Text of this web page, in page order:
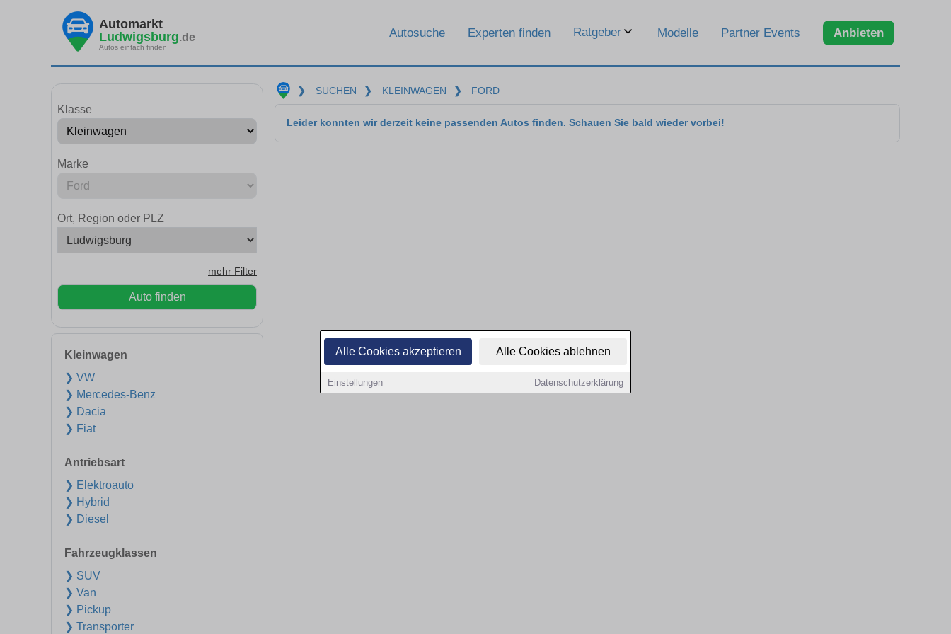
Alle Cookies akzeptieren Alle Cookies ablehnen
Einstellungen Datenschutzerklärung
Automarkt
Ludwigsburg.de
Autos einfach finden
Autosuche Experten finden Ratgeber Modelle Partner Events Anbieten
Klasse
Marke
Ort, Region oder PLZ
mehr Filter
Auto finden
Kleinwagen
❯ VW
❯ Mercedes-Benz
❯ Dacia
❯ Fiat
Antriebsart
❯ Elektroauto
❯ Hybrid
❯ Diesel
Fahrzeugklassen
❯ SUV
❯ Van
❯ Pickup
❯ Transporter
❯ SUCHEN ❯ KLEINWAGEN ❯ FORD
Leider konnten wir derzeit keine passenden Autos finden. Schauen Sie bald wieder vorbei!